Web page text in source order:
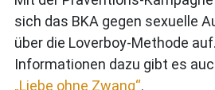
sich das BKA gegen sexuelle
über die Loverboy-Methode
Informationen dazu gibt es
„Liebe ohne Zwang“.